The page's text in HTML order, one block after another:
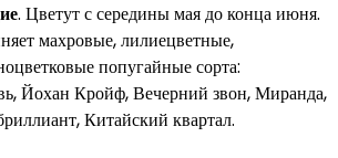
. Цветут с середины мая до конца июня.
махровые, лилиецветные,
попугайные сорта:
Йохан Кройф, Вечерний звон, Миранда,
Китайский квартал.